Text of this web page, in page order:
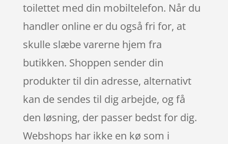
toilettet med din mobiltelefon. Når du
handler online er du også fri for, at
skulle slæbe varerne hjem fra
butikken. Shoppen sender din
produkter til din adresse, alternativt
kan de sendes til dig arbejde, og få
den løsning, der passer bedst for dig.
Webshops har ikke en kø som i